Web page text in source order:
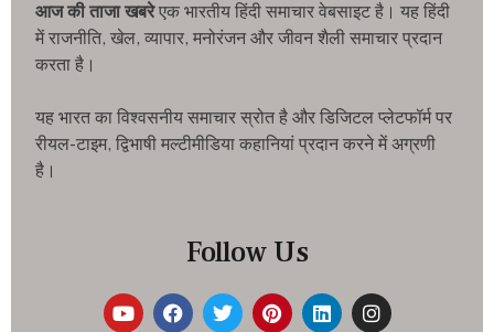
आज की ताजा खबरेएक भारतीय हिंदी समाचार वेबसाइट है। यह हिंदी
में राजनीति, खेल, व्यापार, मनोरंजन और जीवन शैली समाचार प्रदान
करता है।
यह भारत का विश्वसनीय समाचार स्रोत है और डिजिटल प्लेटफॉर्म पर
रीयल-टाइम, द्विभाषी मल्टीमीडिया कहानियां प्रदान करने में अग्रणी
है।
Follow Us